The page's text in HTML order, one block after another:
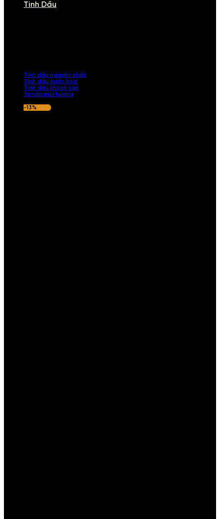
Tinh Dầu
Tinh dầu nguyên chất
Tinh dầu nước hoa
Tinh dầu khách sạn
Tư vấn mùi hương
-13%